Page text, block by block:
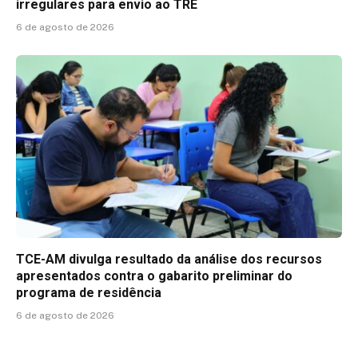
irregulares para envio ao TRE
6 de agosto de 2026
TCE-AM divulga resultado da análise dos recursos
apresentados contra o gabarito preliminar do
programa de residência
6 de agosto de 2026